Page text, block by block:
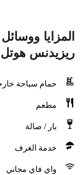
المزايا
ريزيدنس هوتل
حمام سباحة
مطعم
بار / صالة
خدمة الغرف
واي فاي مجاني